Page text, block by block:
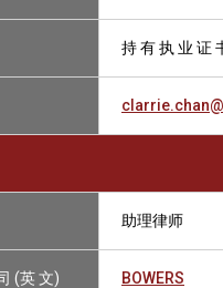
持 有 执 业 证
助理律师
(英 文) BOWERS